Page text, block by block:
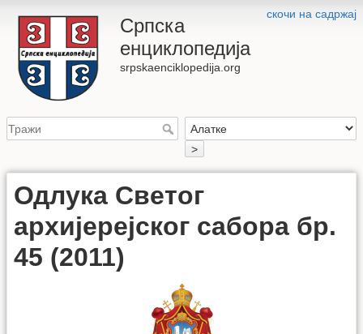
скочи на садржај
Српска
енциклопедија
srpskaenciklopedija.org
>
Одлука Светог
архијерејског сабора бр.
45 (2011)